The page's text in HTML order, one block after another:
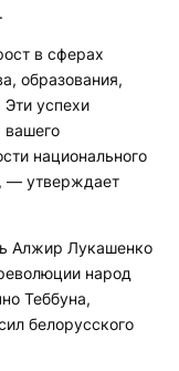
в сферах
образования,
Эти успехи
вашего
национального
— утверждает
Алжир Лукашенко
народ
Теббуна,
белорусского